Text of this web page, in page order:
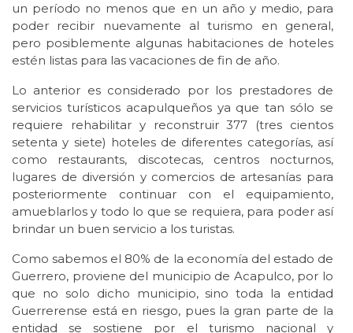
un período no menos que en un año y medio, para
poder recibir nuevamente al turismo en general,
pero posiblemente algunas habitaciones de hoteles
estén listas para las vacaciones de fin de año.
Lo anterior es considerado por los prestadores de
servicios turísticos acapulqueños ya que tan sólo se
requiere rehabilitar y reconstruir 377 (tres cientos
setenta y siete) hoteles de diferentes categorías, así
como restaurants, discotecas, centros nocturnos,
lugares de diversión y comercios de artesanías para
posteriormente continuar con el equipamiento,
amueblarlos y todo lo que se requiera, para poder así
brindar un buen servicio a los turistas.
Como sabemos el 80% de la economía del estado de
Guerrero, proviene del municipio de Acapulco, por lo
que no solo dicho municipio, sino toda la entidad
Guerrerense está en riesgo, pues la gran parte de la
entidad se sostiene por el turismo nacional y